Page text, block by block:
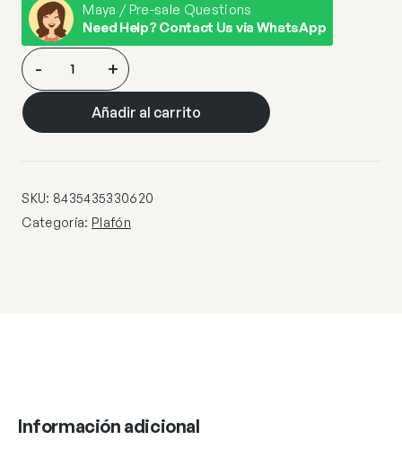
Maya / Pre-sale Questions
Need Help? Contact Us via WhatsApp
PLAFON·TUBE·ORO
cantidad
- +
Añadir al carrito
SKU: 8435435330620
Categoría: Plafón
Información adicional